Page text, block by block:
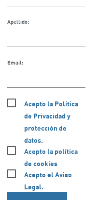
Apellido:
Email:
Acepto la Política
de Privacidad y
protección de
datos.
Acepto la política
de cookies
Acepto el Aviso
Legal.